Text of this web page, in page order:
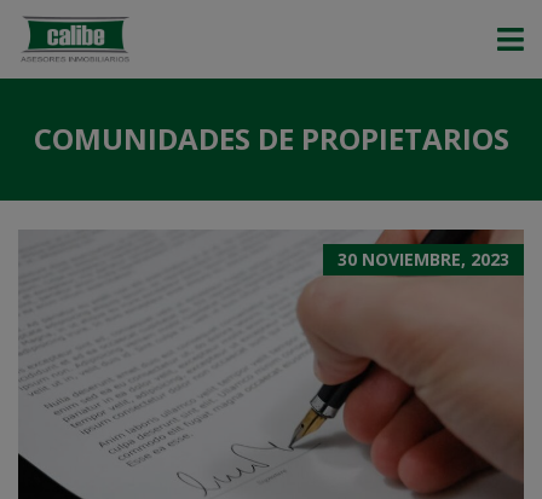
COMUNIDADES DE PROPIETARIOS
30 NOVIEMBRE, 2023